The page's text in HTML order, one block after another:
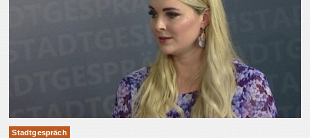
Stadtgespräch